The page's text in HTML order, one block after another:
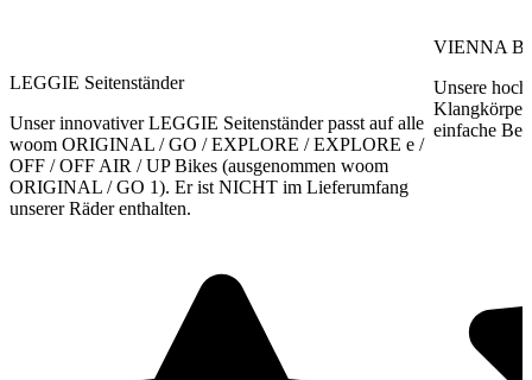
LEGGIE Seitenständer
Unser innovativer LEGGIE Seitenständer passt auf alle
woom ORIGINAL / GO / EXPLORE / EXPLORE e /
OFF / OFF AIR / UP Bikes (ausgenommen woom
ORIGINAL / GO 1). Er ist NICHT im Lieferumfang
unserer Räder enthalten.
VIENNA
Unsere
Klangkörper
einfache